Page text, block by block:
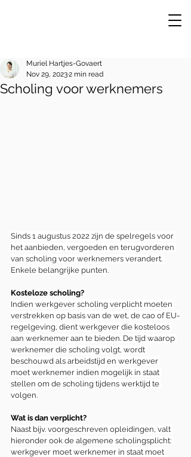
Scholing voor werknemers
Muriel Hartjes-Govaert
Nov 29, 20232 min read
Sinds 1 augustus 2022 zijn de spelregels voor
het aanbieden, vergoeden en terugvorderen
van scholing voor werknemers verandert.
Enkele belangrijke punten.
Kosteloze scholing?
Indien werkgever scholing verplicht moeten
verstrekken op basis van de wet, de cao of EU-
regelgeving, dient werkgever die kosteloos
aan werknemer aan te bieden. De tijd waarop
werknemer die scholing volgt, wordt
beschouwd als arbeidstijd en werkgever
moet werknemer indien mogelijk in staat
stellen om de scholing tijdens werktijd te
volgen.
Wat is dan verplicht?
Naast bijv. voorgeschreven opleidingen, valt
hieronder ook de algemene scholingsplicht:
werkgever moet werknemer in staat moet